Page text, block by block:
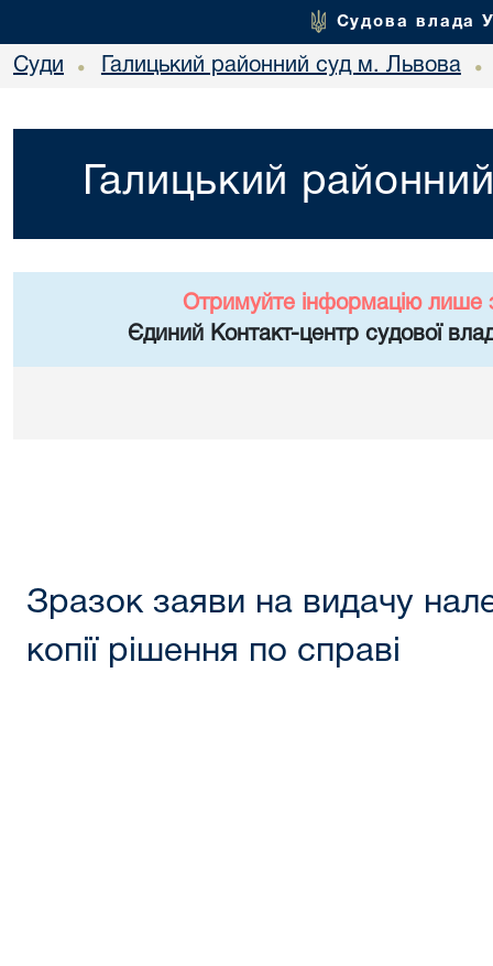
Судова влада
Суди • Галицький районний суд м. Львова •
Галицький
Отримуйте інформацію лише
Єдиний Контакт-центр судової
Зразок заяви на видачу
копії рішення по справі